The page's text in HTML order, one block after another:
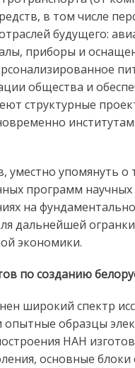
в том числе
будущего:
приборы и
общества и
структурные
уместно упомянуть
программ
на
дальнейшей
экономики.
по созданию
широкий спектр
образцы
НАН
основные блоки